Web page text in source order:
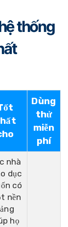
thống
Dùng
thử
miễn
phí
nhà
dục
có
nền
họ